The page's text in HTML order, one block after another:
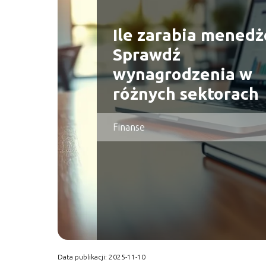
Ile zarabia
Sprawdź
wynagrodzenia w
różnych sektorach
Finanse
Data publikacji: 2025-11-10